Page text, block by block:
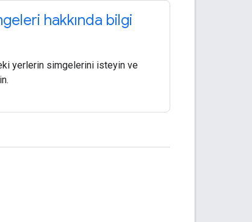
hakkında bilgi
yerlerin simgelerini isteyin ve